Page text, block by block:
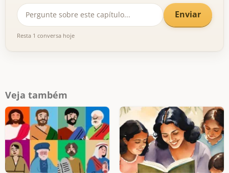
Enviar
Resta 1 conversa hoje
Veja também